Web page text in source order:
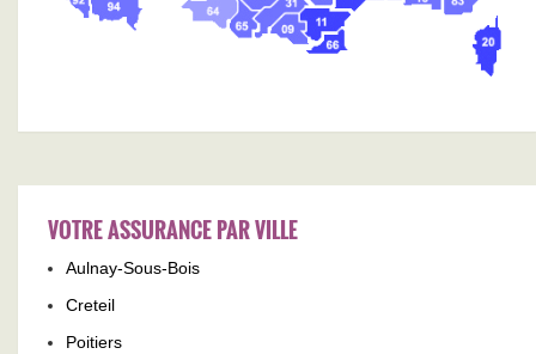
VOTRE ASSURANCE PAR VILLE
Aulnay-Sous-Bois
Creteil
Poitiers